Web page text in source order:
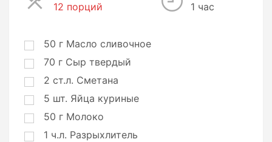
12 порций
ц
и
1 час
50 г Масло сливочное
70 г Сыр твердый
2 ст.л. Сметана
5 шт. Яйца куриные
50 г Молоко
1 ч.л. Разрыхлитель